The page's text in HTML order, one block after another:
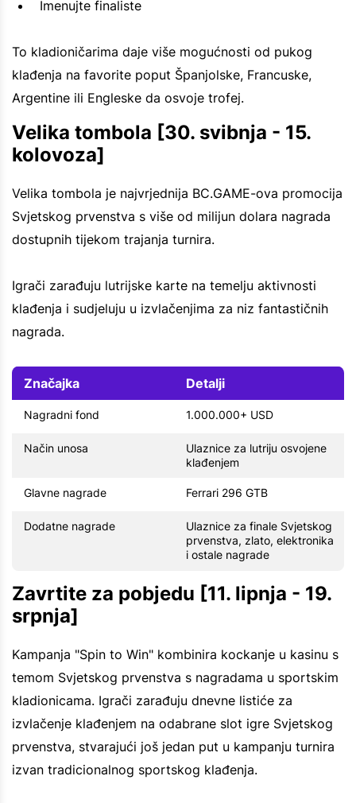
Imenujte finaliste
To kladioničarima daje više mogućnosti od pukog
klađenja na favorite poput Španjolske, Francuske,
Argentine ili Engleske da osvoje trofej.
Velika tombola [30. svibnja - 15.
kolovoza]
Velika tombola je najvrjednija BC.GAME-ova promocija
Svjetskog prvenstva s više od milijun dolara nagrada
dostupnih tijekom trajanja turnira.
Igrači zarađuju lutrijske karte na temelju aktivnosti
klađenja i sudjeluju u izvlačenjima za niz fantastičnih
nagrada.
Značajka Detalji
Nagradni fond 1.000.000+ USD
Način unosa
Ulaznice za lutriju osvojene
klađenjem
Glavne nagrade Ferrari 296 GTB
Dodatne nagrade
Ulaznice za finale Svjetskog
prvenstva, zlato, elektronika
i ostale nagrade
Zavrtite za pobjedu [11. lipnja - 19.
srpnja]
Kampanja "Spin to Win" kombinira kockanje u kasinu s
temom Svjetskog prvenstva s nagradama u sportskim
kladionicama. Igrači zarađuju dnevne listiće za
izvlačenje klađenjem na odabrane slot igre Svjetskog
prvenstva, stvarajući još jedan put u kampanju turnira
izvan tradicionalnog sportskog klađenja.